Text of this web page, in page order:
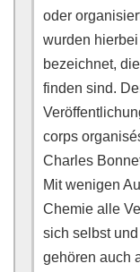
oder
wurden
bezeichnet,
finden sind.
corps
Charles
Mit wenigen
Chemie alle
sich selbst
gehören auch